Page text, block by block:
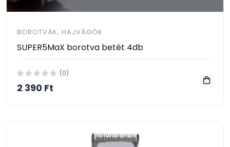
BOROTVÁK, HAJVÁGÓK
SUPER5MaX borotva betét 4db
(0)
2 390 Ft